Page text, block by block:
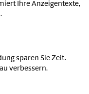
Ihre Anzeigentexte,
sparen Sie Zeit.
verbessern.